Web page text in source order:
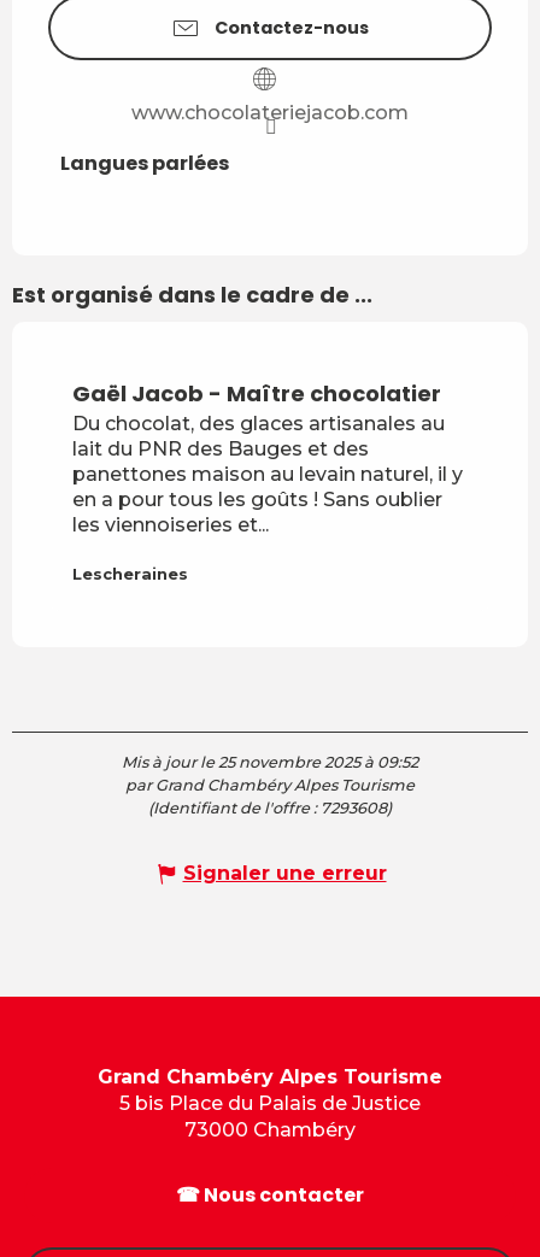
Contactez-nous
www.chocolateriejacob.com
Langues parlées
Langues parlées
Est organisé dans le cadre de ...
Gaël Jacob - Maître chocolatier
Du chocolat, des glaces artisanales au
lait du PNR des Bauges et des
panettones maison au levain naturel, il y
en a pour tous les goûts ! Sans oublier
les viennoiseries et...
Lescheraines
Mis à jour le 25 novembre 2025 à 09:52
par Grand Chambéry Alpes Tourisme
(Identifiant de l'offre : 7293608)
Signaler une erreur
Grand Chambéry Alpes Tourisme
5 bis Place du Palais de Justice
73000 Chambéry
☎ Nous contacter